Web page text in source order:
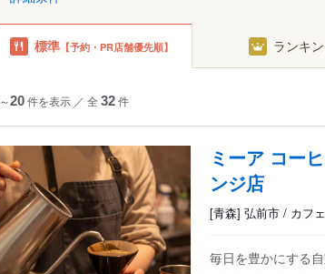
標準 【予約・PR店舗優先順】 ランキ
～20件を表示 ／ 全 32件
ミーア コー
ンジ店
[青森] 弘前市 / カフ
毎日を豊かにする